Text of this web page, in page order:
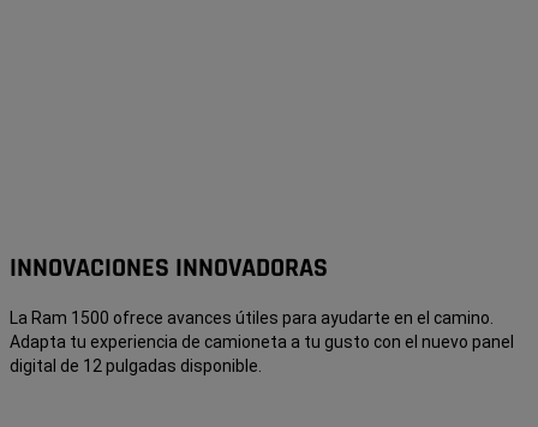
INNOVACIONES INNOVADORAS
La Ram 1500 ofrece avances útiles para ayudarte en el camino.
Adapta tu experiencia de camioneta a tu gusto con el nuevo panel
digital de 12 pulgadas disponible.